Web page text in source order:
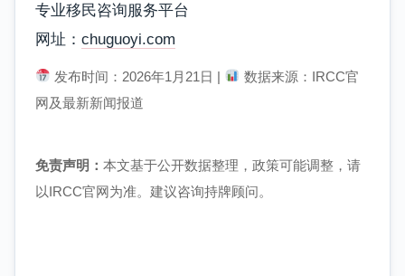
专业移民咨询服务平台
网址： chuguoyi.com
发布时间：2026年1月21日 |
数据来源：IRCC官
网及最新新闻报道
免责声明： 本文基于公开数据整理，政策可能调整，请
以IRCC官网为准。建议咨询持牌顾问。